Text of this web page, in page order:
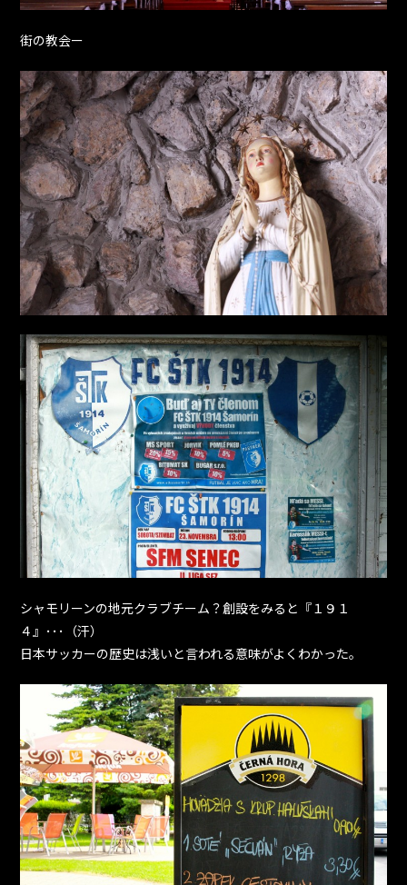
街の教会ー
シャモリーンの地元クラブチーム？創設をみると『１９１
４』･･･（汗）
日本サッカーの歴史は浅いと言われる意味がよくわかった。